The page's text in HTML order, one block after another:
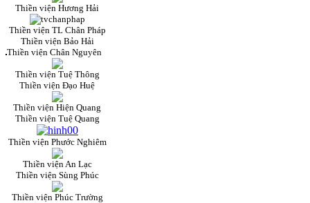
Thiền viện Hương Hải
Thiền viện TL Chân Pháp
Thiền viện Bảo Hải
Thiền viện Chân Nguyên
Thiền viện Tuệ Thông
Thiền viện Đạo Huệ
Thiền viện Hiện Quang
Thiền viện Tuệ Quang
Thiền viện Phước Nghiêm
Thiền viện An Lạc
Thiền viện Sùng Phúc
Thiền viện Phúc Trường